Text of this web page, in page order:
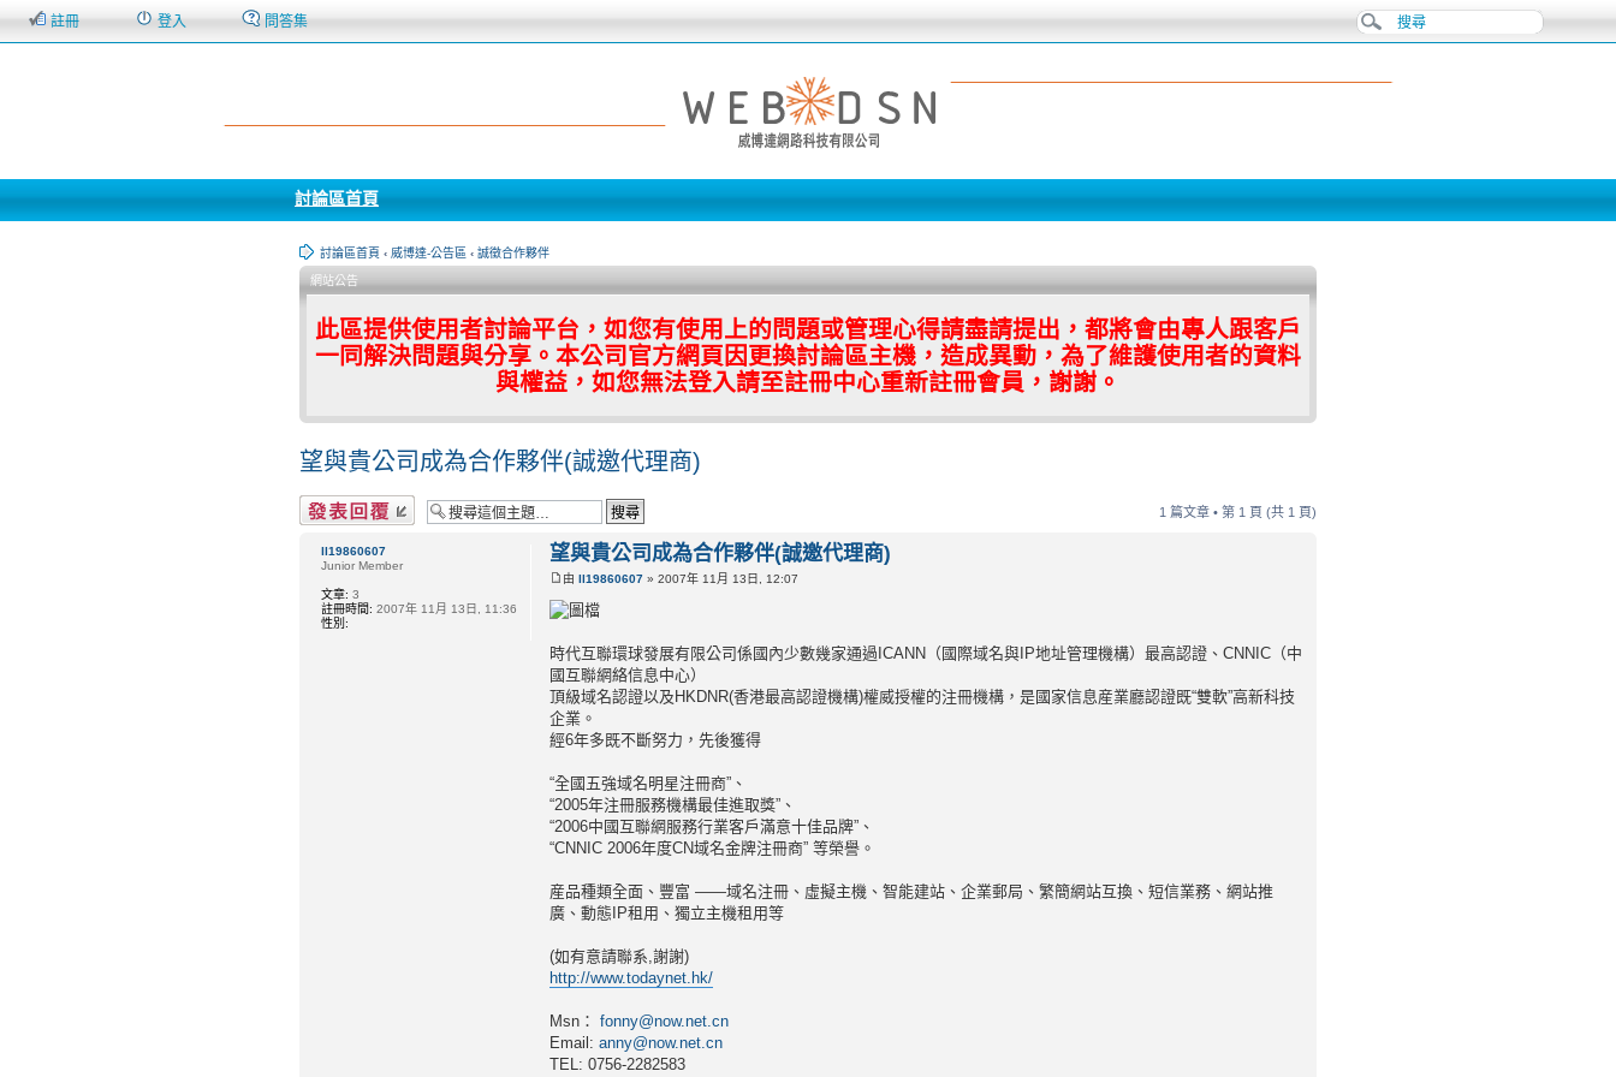
註冊 登入 問答集
討論區首頁
討論區首頁 ‹ 威博達-公告區 ‹ 誠徵合作夥伴
網站公告
此區提供使用者討論平台，如您有使用上的問題或管理心得請盡請提出，都將會由專人跟客戶
一同解決問題與分享。本公司官方網頁因更換討論區主機，造成異動，為了維護使用者的資料
與權益，如您無法登入請至註冊中心重新註冊會員，謝謝。
望與貴公司成為合作夥伴(誠邀代理商)
發表回覆 1 篇文章 • 第 1 頁 (共 1 頁)
望與貴公司成為合作夥伴(誠邀代理商)
由ll19860607 » 2007年 11月 13日, 12:07
時代互聯環球發展有限公司係國內少數幾家通過ICANN（國際域名與IP地址管理機構）最高認證、CNNIC（中
國互聯網絡信息中心）
頂級域名認證以及HKDNR(香港最高認證機構)權威授權的注冊機構，是國家信息産業廳認證既“雙軟”高新科技
企業。
經6年多既不斷努力，先後獲得
“全國五強域名明星注冊商”、
“2005年注冊服務機構最佳進取獎”、
“2006中國互聯網服務行業客戶滿意十佳品牌”、
“CNNIC 2006年度CN域名金牌注冊商” 等榮譽。
産品種類全面、豐富 ——域名注冊、虛擬主機、智能建站、企業郵局、繁簡網站互換、短信業務、網站推
廣、動態IP租用、獨立主機租用等
(如有意請聯系,謝謝)
http://www.todaynet.hk/
Msn：fonny@now.net.cn
Email:anny@now.net.cn
TEL: 0756-2282583
ll19860607
Junior Member
文章: 3
註冊時間: 2007年 11月 13日, 11:36
性別: